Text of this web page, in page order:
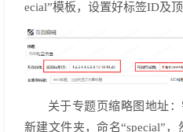
ecial”模板，设置好标签ID及顶
关于专题页缩略图地址：
新建文件夹，命名“special”